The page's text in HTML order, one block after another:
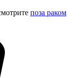
поза раком